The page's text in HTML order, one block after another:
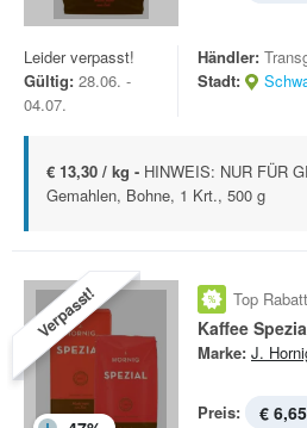
Leider verpasst!
Gültig: 28.06. -
04.07.
Händler:
Stadt:
€ 13,30 / kg - HINWEIS: NUR FÜR
Gemahlen, Bohne, 1 Krt., 500 g
Verpasst! Top Rabatt
Kaffee
Marke: J.
Preis: € 6,65